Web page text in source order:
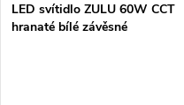
LED svítidlo ZULU 60W CCT
hranaté bílé závěsné